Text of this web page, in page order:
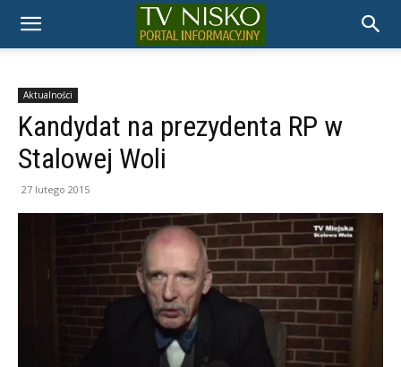
TELEWIZJA
NISKO
Aktualności
Kandydat na prezydenta RP w
Stalowej Woli
27 lutego 2015